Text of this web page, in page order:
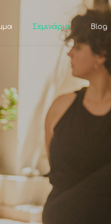
Σεμινάρια Blog